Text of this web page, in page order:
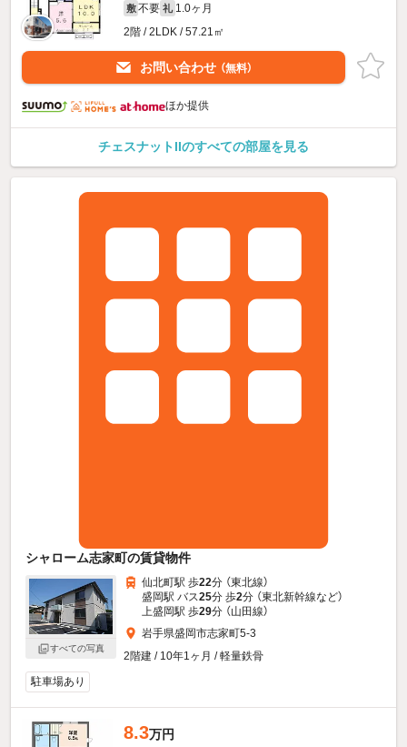
敷 不要 礼 1.0ヶ月
2階 / 2LDK / 57.21㎡
お問い合わせ （無料）
ほか提供
チェスナットIIのすべての部屋を見る
シャローム志家町の賃貸物件
すべての写真
仙北町駅 歩22分 （東北線）
盛岡駅 バス25分 歩2分 （東北新幹線など）
上盛岡駅 歩29分 （山田線）
岩手県盛岡市志家町5-3
2階建 / 10年1ヶ月 / 軽量鉄骨
駐車場あり
8.3万円